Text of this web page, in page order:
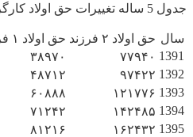
جدول 5 ساله تغییرات حق اولاد کارگران(ارقام به تومان)
سال حق اولاد ۲ فرزند حق اولاد ۱ فرزند
1391 ۷۷۹۴۰ ۳۸۹۷۰
1392 ۹۷۴۲۲ ۴۸۷۱۲
1393 ۱۲۱۷۷۶ ۶۰۸۸۸
1394 ۱۴۲۴۸۵ ۷۱۲۴۲
1395 ۱۶۲۴۳۲ ۸۱۲۱۶